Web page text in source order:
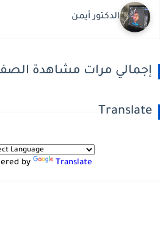
الدكتور أيمن
إجمالي مرات مشاهدة
Translate
by Translate